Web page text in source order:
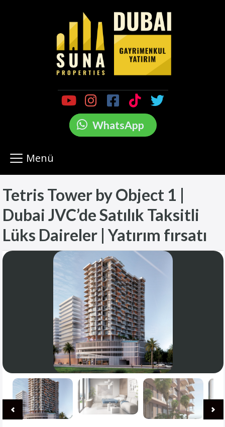
WhatsApp
Menü
Tetris Tower by Object 1 |
Dubai JVC’de Satılık Taksitli
Lüks Daireler | Yatırım fırsatı